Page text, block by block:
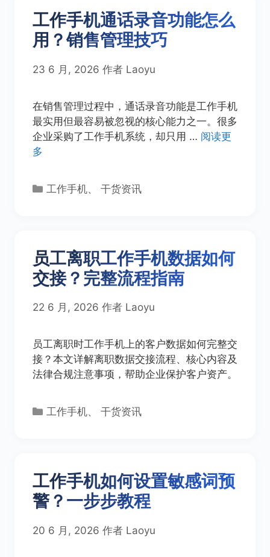
工作手机通话录音功能怎么
用？销售管理技巧
23 6 月, 2026 作者 Laoyu
在销售管理过程中，通话录音功能是工作手机
最实用但最容易被忽视的核心能力之一。很多
企业采购了工作手机系统，却只用 … 阅读更
多
分
工作手机、干货资讯
员工离职工作手机数据如何
交接？完整流程指南
22 6 月, 2026 作者 Laoyu
员工离职时工作手机上的客户数据如何完整交
接？本文详解离职数据交接流程、核心内容及
法律合规注意事项，帮助企业保护客户资产。
分
工作手机、干货资讯
工作手机如何设置敏感词预
警？一步步教程
20 6 月, 2026 作者 Laoyu